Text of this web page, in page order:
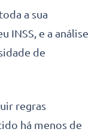
a sua
INSS, e a análise
de
regras
há menos de